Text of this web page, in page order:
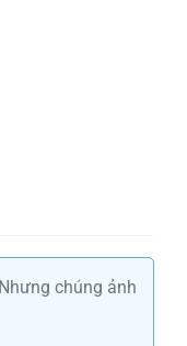
chúng ảnh